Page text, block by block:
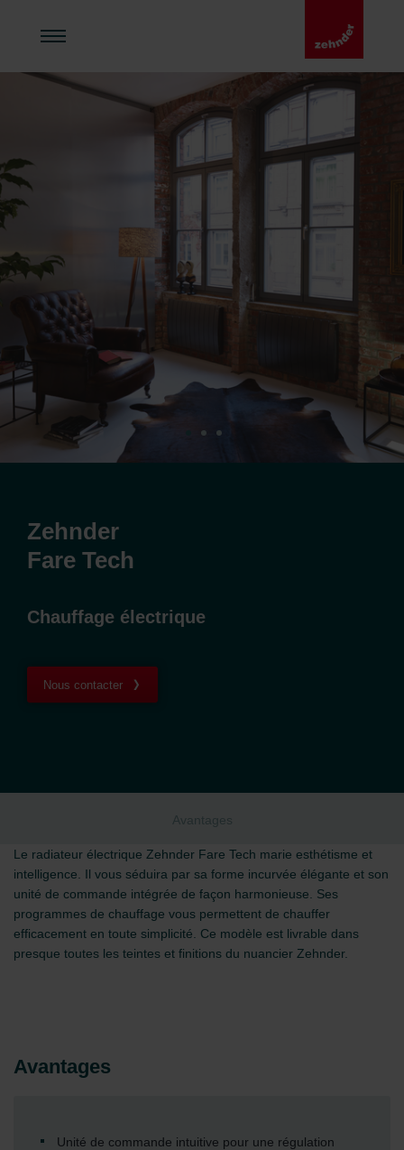
Zehnder
Fare Tech
Chauffage électrique
Nous contacter
Avantages
Le radiateur électrique Zehnder Fare Tech marie esthétisme et
intelligence. Il vous séduira par sa forme incurvée élégante et son
unité de commande intégrée de façon harmonieuse. Ses
programmes de chauffage vous permettent de chauffer
efficacement en toute simplicité. Ce modèle est livrable dans
presque toutes les teintes et finitions du nuancier Zehnder.
Avantages
Unité de commande intuitive pour une régulation